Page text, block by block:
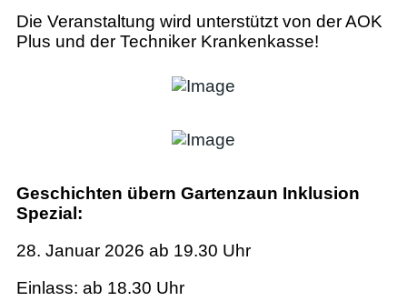
Die Veranstaltung wird unterstützt von der AOK
Plus und der Techniker Krankenkasse!
Geschichten übern Gartenzaun Inklusion
Spezial:
28. Januar 2026 ab 19.30 Uhr
Einlass: ab 18.30 Uhr